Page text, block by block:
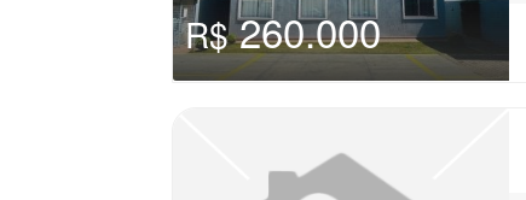
R$260.000